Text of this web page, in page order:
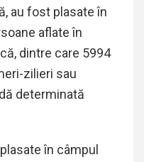
au fost plasate în
aflate în
dintre care 5994
zilieri sau
determinată
în câmpul